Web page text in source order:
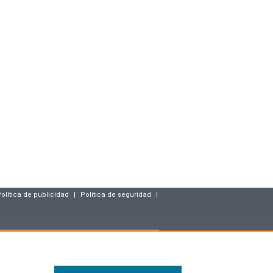
de publicidad | Política de seguridad |